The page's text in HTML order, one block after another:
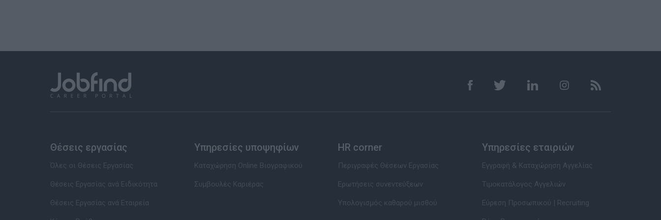
Θέσεις εργασίας
Όλες οι Θέσεις Εργασίας
Θέσεις Εργασίας ανά Ειδικότητα
Θέσεις Εργασίας ανά Εταιρεία
Υπηρεσίες υποψηφίων
Καταχώρηση Online Βιογραφικού
Συμβουλές Καριέρας
HR corner
Περιγραφές Θέσεων Εργασίας
Ερωτήσεις συνεντεύξεων
Υπολογισμός καθαρού μισθού
Υπηρεσίες εταιριών
Εγγραφή & Καταχώρηση Αγγελίας
Τιμοκατάλογος Αγγελιών
Εύρεση Προσωπικού | Recruiting